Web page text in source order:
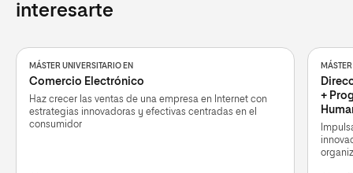
interesarte
MÁSTER UNIVERSITARIO EN
Comercio Electrónico
Haz crecer las ventas de una empresa en Internet con
estrategias innovadoras y efectivas centradas en el
consumidor
+